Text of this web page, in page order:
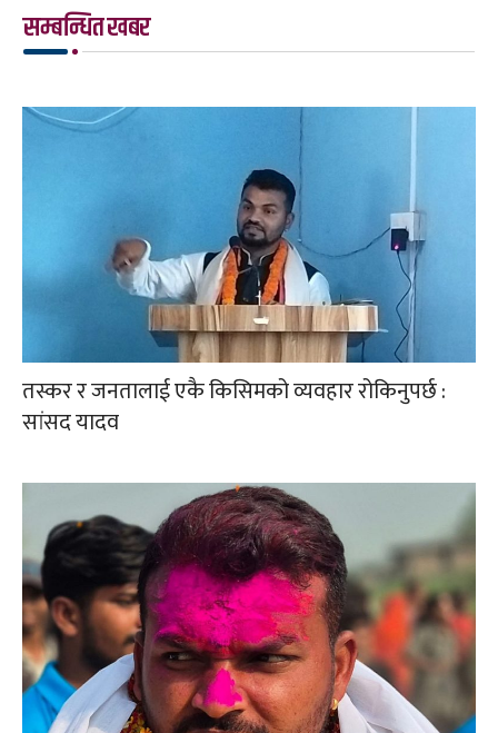
सम्बन्धित खबर
तस्कर र जनतालाई एकै किसिमको व्यवहार रोकिनुपर्छ :
सांसद यादव